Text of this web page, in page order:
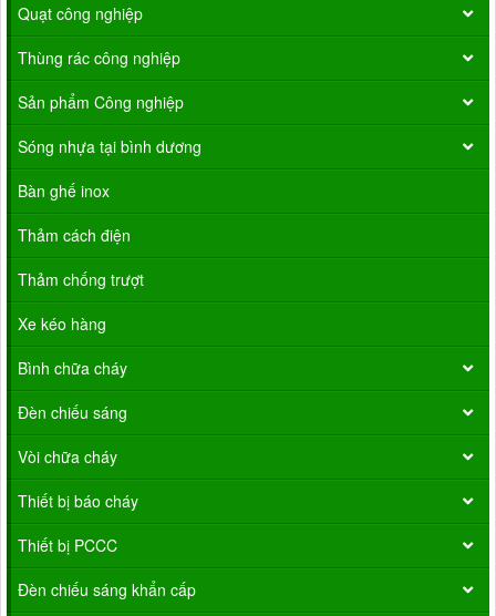
Quạt công nghiệp
Thùng rác công nghiệp
Sản phẩm Công nghiệp
Sóng nhựa tại bình dương
Bàn ghế inox
Thảm cách điện
Thảm chống trượt
Xe kéo hàng
Bình chữa cháy
Đèn chiếu sáng
Vòi chữa cháy
Thiết bị báo cháy
Thiết bị PCCC
Đèn chiếu sáng khẩn cấp